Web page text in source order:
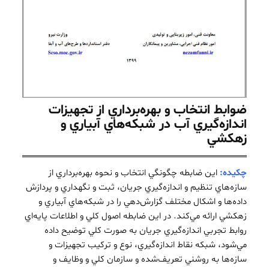
ضوابط انتخاب و بهره‌برداري از تجهيزات
اندازه‌گيري آب در شبكه‌هاي آبياري و
زهكشي
چکیده: اين ضابطه چگونگي انتخاب و نحوه بهره‌برداري از
سازه‌‌هاي تنظيم و اندازه‌گيري جريان، ثبت و نگهداري و پردازش
داده‌‌ها و اشكال مختلف گزارش‌‌دهي را در شبكه‌هاي آبياري و
زهكشي ارائه مي‌‌كند. در اين ضابطه اصول كلي و اطلاعات پايه‌‌اي
روابط تجربي اندازه‌گيري جريان به صورت كلي توضيح داده
مي‌شود، شبكه نقاط اندازه‌گيري، نوع و تركيب تجهيزات و
سازه‌‌ها به روشني تعريف‌شده و سازمان كلي و وظايف و